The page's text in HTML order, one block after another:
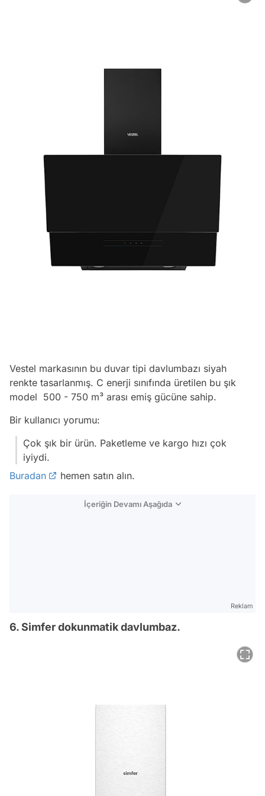
Vestel markasının bu duvar tipi davlumbazı siyah
renkte tasarlanmış. C enerji sınıfında üretilen bu şık
model 500 - 750 m³ arası emiş gücüne sahip.
Bir kullanıcı yorumu:
Çok şık bir ürün. Paketleme ve kargo hızı çok
iyiydi.
Buradan
hemen satın alın.
İçeriğin Devamı Aşağıda
Reklam
6. Simfer dokunmatik davlumbaz.